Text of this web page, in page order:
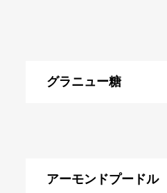
グラニュー糖
アーモンドプードル